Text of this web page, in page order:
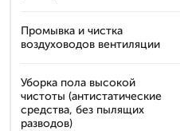
Промывка и чистка
воздуховодов вентиляции
Уборка пола высокой
чистоты (антистатические
средства, без пылящих
разводов)